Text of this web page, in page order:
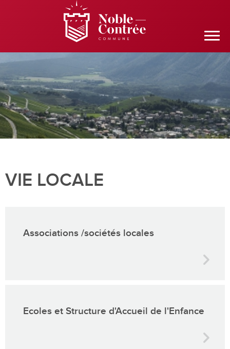
VIE LOCALE
Associations /sociétés locales
Ecoles et Structure d'Accueil de l'Enfance